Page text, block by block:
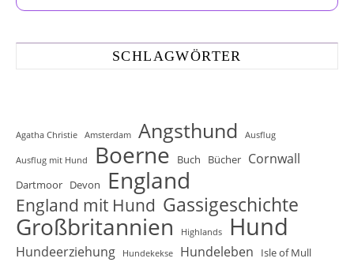
SCHLAGWÖRTER
Agatha Christie Amsterdam Angsthund Ausflug
Ausflug mit Hund Boerne Buch Bücher Cornwall
Dartmoor Devon England
England mit Hund Gassigeschichte
Großbritannien Highlands Hund
Hundeerziehung Hundekekse Hundeleben Isle of Mull